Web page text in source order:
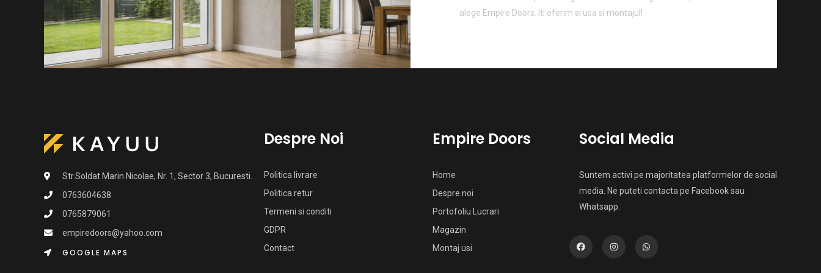
alege Empire Doors. Iti oferim si usa si montajul!
Str.Soldat Marin Nicolae, Nr. 1, Sector 3, Bucuresti.
0763604638
0765879061
empiredoors@yahoo.com
GOOGLE MAPS
Despre Noi
Politica livrare
Politica retur
Termeni si conditi
GDPR
Contact
Empire Doors
Home
Despre noi
Portofoliu Lucrari
Magazin
Montaj usi
Social Media
Suntem activi pe majoritatea platformelor de social
media. Ne puteti contacta pe Facebook sau
Whatsapp.